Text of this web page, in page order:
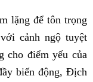
lặng để tôn trọng
cảnh ngộ tuyệt
cho điểm yếu của
biến động, Địch